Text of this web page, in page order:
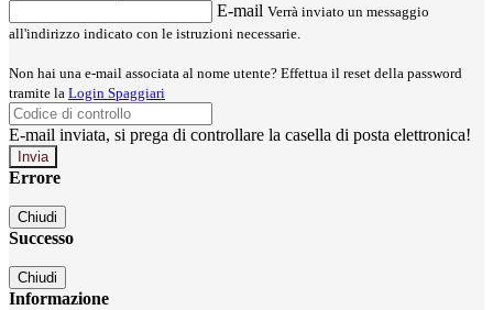
E-mail Verrà inviato un messaggio
all'indirizzo indicato con le istruzioni necessarie.
Non hai una e-mail associata al nome utente? Effettua il reset della password
tramite la Login Spaggiari
E-mail inviata, si prega di controllare la casella di posta elettronica!
Errore
Chiudi
Successo
Chiudi
Informazione